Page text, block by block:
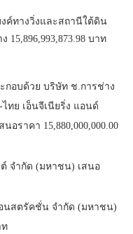
ค์ทางวิ่งและสถานีใต้ดิน
บาท
ะกอบด้วย บริษัท ช.การช่าง
ทย เอ็นจีเนียริ่ง แอนด์
ราคา 15,880,000,000.00
จํากัด (มหาชน) เสนอ
นสตรัคชั่น จํากัด (มหาชน)
ท